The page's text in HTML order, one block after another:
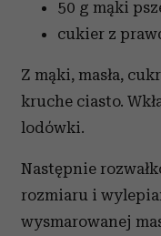
50 g mąki
cukier z
Z mąki, masła,
kruche ciasto.
lodówki.
Następnie
rozmiaru i
wysmarowanej